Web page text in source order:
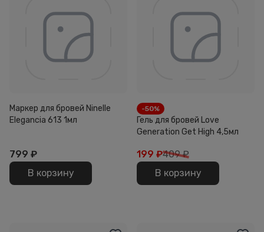
Маркер для бровей Ninelle
Elegancia 613 1мл
799 ₽
В корзину
-50%
Гель для бровей Love
Generation Get High 4,5мл
199 ₽409 ₽
В корзину